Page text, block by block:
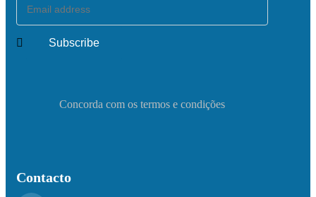
Concorda com os termos e condições
Contacto